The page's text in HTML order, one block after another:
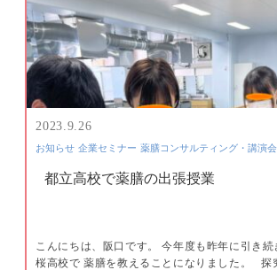
2023.9.26
お知らせ 企業セミナー 薬膳コンサルティング・講演会
都立高校で薬膳の出張授業
こんにちは、阪口です。 今年度も昨年に引き
桜高校で 薬膳を教えることになりました。 探